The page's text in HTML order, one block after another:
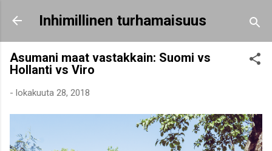
Siirry pääsisältöön
Inhimillinen turhamaisuus
Asumani maat vastakkain: Suomi vs
Hollanti vs Viro
- lokakuuta 28, 2018